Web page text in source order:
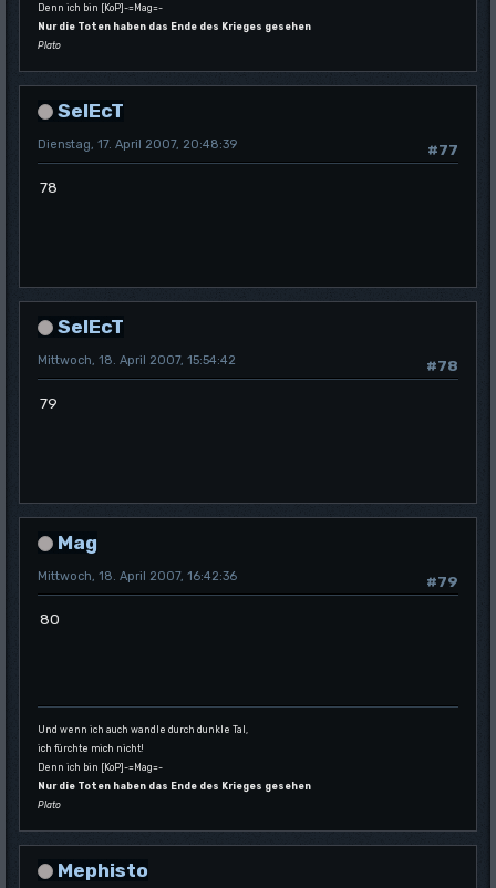
Denn ich bin [KoP]-=Mag=-
Nur die Toten haben das Ende des Krieges gesehen
Plato
SelEcT
#77
Dienstag, 17. April 2007, 20:48:39
78
SelEcT
#78
Mittwoch, 18. April 2007, 15:54:42
79
Mag
#79
Mittwoch, 18. April 2007, 16:42:36
80
Und wenn ich auch wandle durch dunkle Tal,
ich fürchte mich nicht!
Denn ich bin [KoP]-=Mag=-
Nur die Toten haben das Ende des Krieges gesehen
Plato
Mephisto